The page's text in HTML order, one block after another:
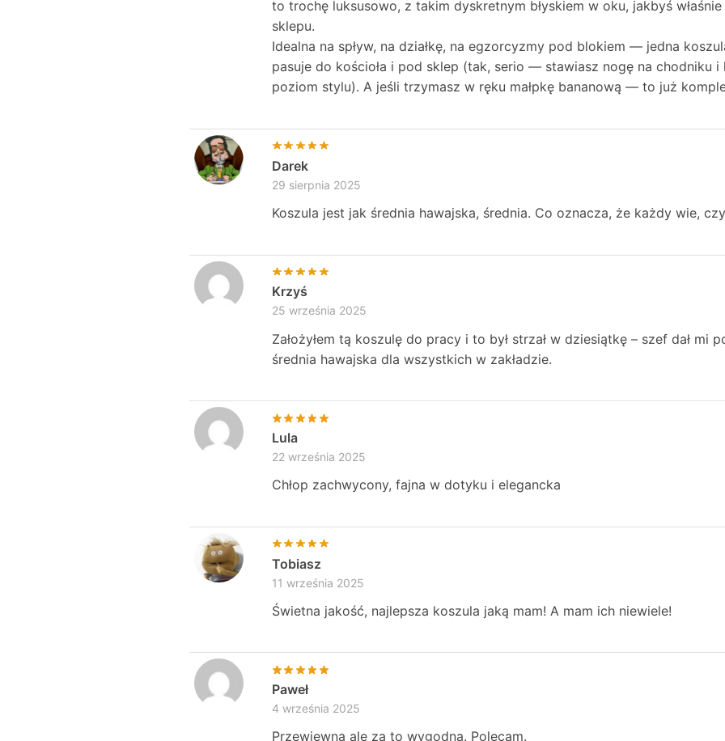
to trochę luksusowo, z takim dyskretnym błyskiem w oku, jakbyś
sklepu.
Idealna na spływ, na działkę, na egzorcyzmy pod blokiem — jedna
pasuje do kościoła i pod sklep (tak, serio — stawiasz nogę na chodniku
poziom stylu). A jeśli trzymasz w ręku małpkę bananową — to już
Darek
29 sierpnia 2025
Koszula jest jak średnia hawajska, średnia. Co oznacza, że każdy wie,
Krzyś
25 września 2025
Założyłem tą koszulę do pracy i to był strzał w dziesiątkę – szef dał mi
średnia hawajska dla wszystkich w zakładzie.
Lula
22 września 2025
Chłop zachwycony, fajna w dotyku i elegancka
Tobiasz
11 września 2025
Świetna jakość, najlepsza koszula jaką mam! A mam ich niewiele!
Paweł
4 września 2025
Przewiewna ale za to wygodna. Polecam.